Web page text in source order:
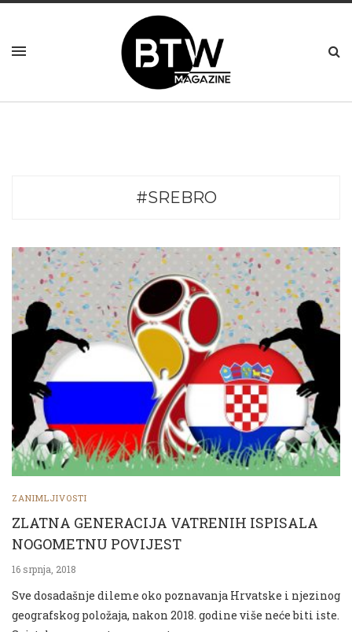
#SREBRO
ZANIMLJIVOSTI
ZLATNA GENERACIJA VATRENIH ISPISALA
NOGOMETNU POVIJEST
16 srpnja, 2018
Sve dosadašnje dileme oko poznavanja Hrvatske i njezinog
geografskog položaja, nakon 2018. godine više neće biti iste.